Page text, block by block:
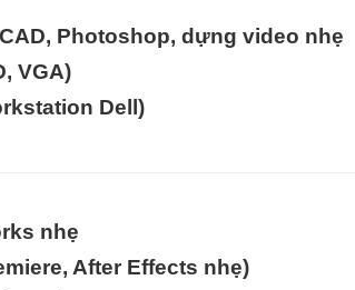
Photoshop, dựng video nhẹ
VGA)
Dell)
nhẹ
After Effects nhẹ)